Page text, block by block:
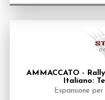
AMMACCATO -
Italiano:
Espansione per